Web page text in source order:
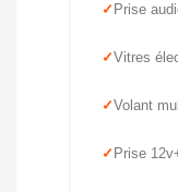
Prise
Vitres
Volant
Prise